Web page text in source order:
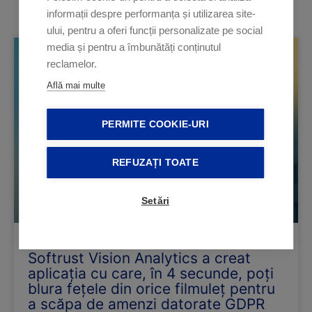
Softrust Vision Analytics a creat
aplicația cu care, în 4 secunde, poți
blura fețele din orice filmuleț pentru
a scăpa de amenzi datorate GDPR
Page
informații despre performanța și utilizarea site-
ului, pentru a oferi funcții personalizate pe social
media și pentru a îmbunătăți conținutul
reclamelor.
Află mai multe
PERMITE COOKIE-URI
REFUZAȚI TOATE
Setări